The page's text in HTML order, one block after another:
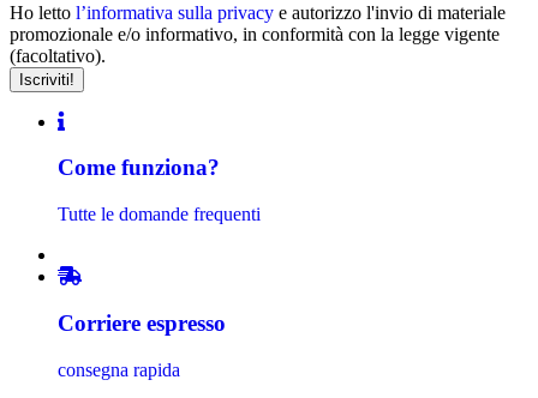
Ho letto l’informativa sulla privacy e autorizzo l'invio di materiale
promozionale e/o informativo, in conformità con la legge vigente
(facoltativo).
Come funziona?
Tutte le domande frequenti
Corriere espresso
consegna rapida